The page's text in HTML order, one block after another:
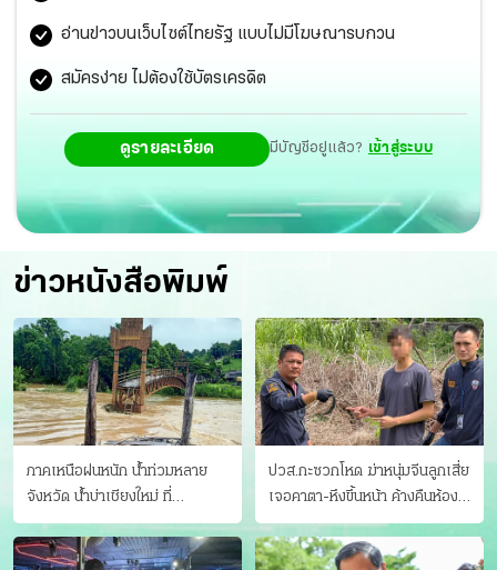
อ่านข่าวบนเว็บไซต์ไทยรัฐ แบบไม่มีโฆษณารบกวน
สมัครง่าย ไม่ต้องใช้บัตรเครดิต
ดูรายละเอียด มีบัญชีอยู่แล้ว? เข้าสู่ระบบ
ข่าวหนังสือพิมพ์
ภาคเหนือฝนหนัก น้ำท่วมหลาย
จังหวัด นํ้าบ่าเชียงใหม่ ที่
แม่ฮ่องสอน ซัดสะพานขาด
ปวส.กะซวกโหด ฆ่าหนุ่มจีนลูกเสี่ย
เจอคาตา-หึงขึ้นหน้า ค้างคืนห้อง
แฟนสาว